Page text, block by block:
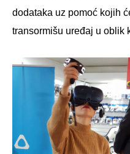
dodataka uz pomoć kojih
transormišu uređaj u oblik